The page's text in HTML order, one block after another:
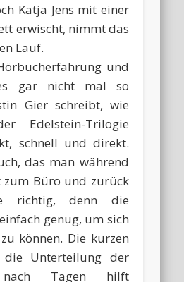
Katja Jens mit einer
erwischt, nimmt das
Lauf.
und
gar nicht mal so
Gier schreibt, wie
Edelstein-Trilogie
schnell und direkt.
das man während
Büro und zurück
richtig, denn die
genug, um sich
können. Die kurzen
die Unterteilung der
nach Tagen hilft